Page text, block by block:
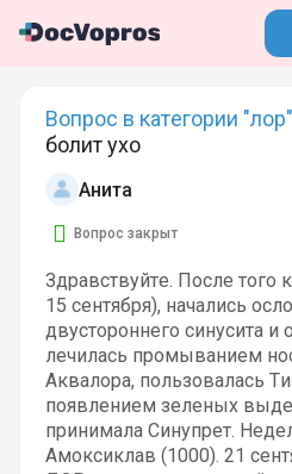
Вопрос в категории
болит ухо
Анита
Вопрос закрыт
Здравствуйте. После того
15 сентября), начались
двустороннего синусита и
лечилась промыванием
Аквалора, пользовалась
появлением зеленых
принимала Синупрет.
Амоксиклав (1000). 21